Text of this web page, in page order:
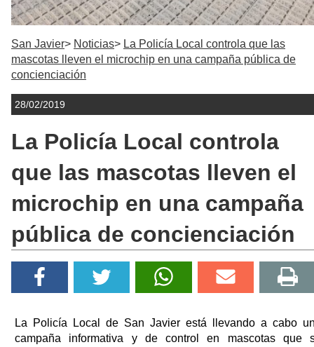
San Javier Noticias
La Policía Local controla que las
mascotas lleven el microchip en una campaña pública de
concienciación
28/02/2019
La Policía Local controla
que las mascotas lleven el
microchip en una campaña
pública de concienciación
La Policía Local de San Javier está llevando a cabo
campaña informativa y de control en mascotas que